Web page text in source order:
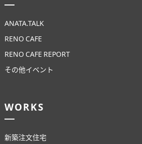
ANATA.TALK
RENO CAFE
RENO CAFE REPORT
その他イベント
WORKS
新築注文住宅